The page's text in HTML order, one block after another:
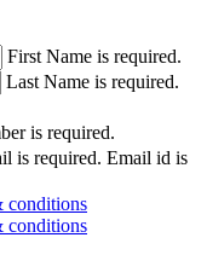
First Name is required.
Last Name is required.
is required.
is required. Email id is
conditions
conditions